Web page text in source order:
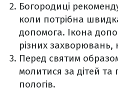
Богородиці
коли потрібна
допомога. Ікона
різних захворювань,
Перед святим
молитися за дітей
пологів.